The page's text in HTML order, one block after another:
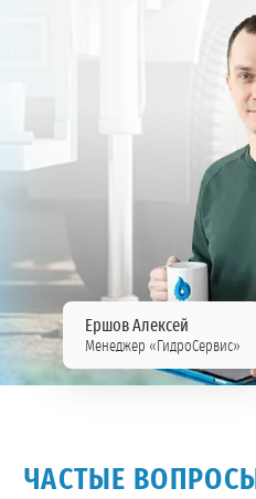
Ершов Алексей
Менеджер «ГидроСервис»
ЧАСТЫЕ ВОПРОСЫ